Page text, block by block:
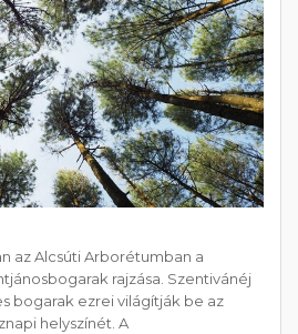
az Alcsúti Arborétumban a
rajzása. Szentivánéj
bogarak ezrei világítják be az
helyszínét. A